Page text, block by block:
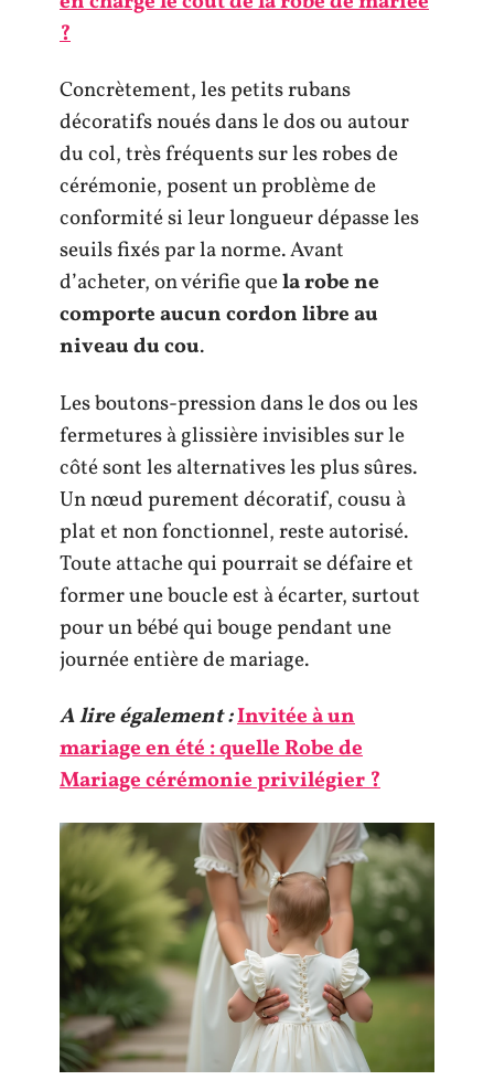
?
Concrètement, les petits rubans
décoratifs noués dans le dos ou autour
du col, très fréquents sur les robes de
cérémonie, posent un problème de
conformité si leur longueur dépasse les
seuils fixés par la norme. Avant
d’acheter, on vérifie quela robe ne
comporte aucun cordon libre au
niveau du cou.
Les boutons-pression dans le dos ou les
fermetures à glissière invisibles sur le
côté sont les alternatives les plus sûres.
Un nœud purement décoratif, cousu à
plat et non fonctionnel, reste autorisé.
Toute attache qui pourrait se défaire et
former une boucle est à écarter, surtout
pour un bébé qui bouge pendant une
journée entière de mariage.
A lire également :Invitée à un
mariage en été : quelle Robe de
Mariage cérémonie privilégier ?